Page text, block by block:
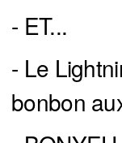
- ET...
- Le
bonbon